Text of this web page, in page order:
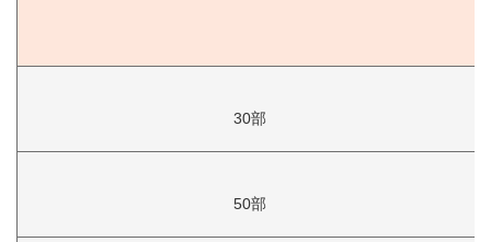
30部
50部